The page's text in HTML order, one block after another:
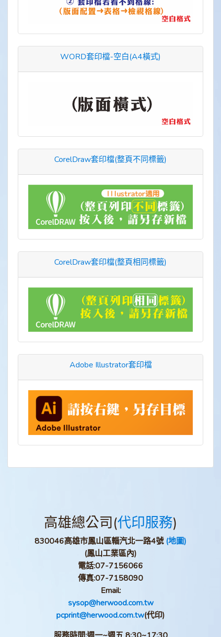
WORD套印檔-空白(A4橫式)
CorelDraw套印檔(整頁不同標籤)
CorelDraw套印檔(整頁相同標籤)
Adobe Illustrator套印檔
高雄總公司(代印服務)
830046高雄市鳳山區輜汽北一路4號(地圖)
(鳳山工業區內)
電話:07-7156066
傳真:07-7158090
Email:
sysop@herwood.com.tw
pcprint@herwood.com.tw(代印)